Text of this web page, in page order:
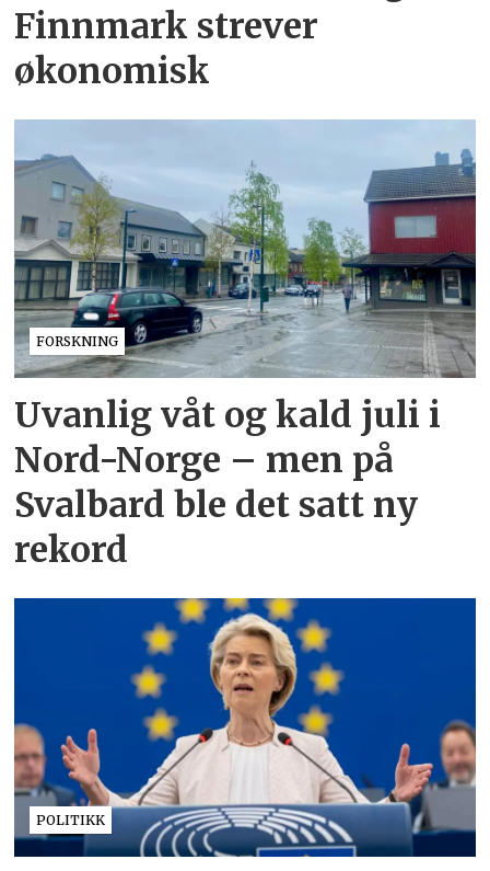
Finnmark strever
økonomisk
FORSKNING
Uvanlig våt og kald juli i
Nord-Norge – men på
Svalbard ble det satt ny
rekord
POLITIKK